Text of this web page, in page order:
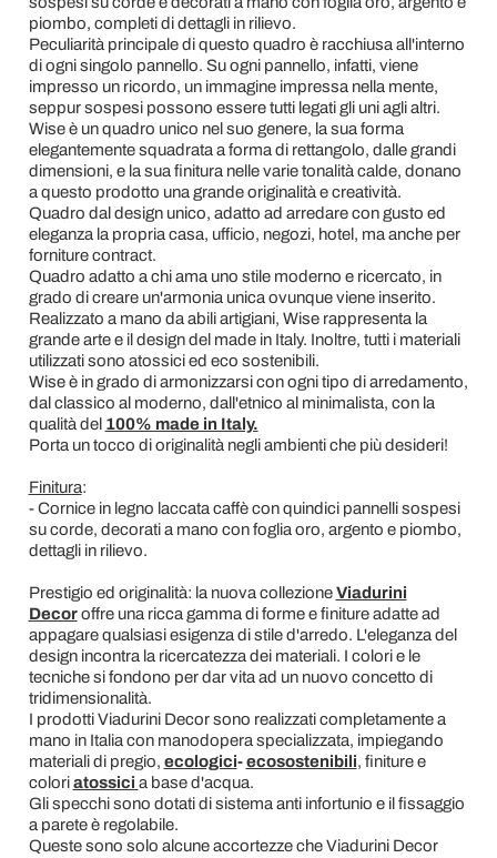
piombo, completi di dettagli in rilievo.
Peculiarità principale di questo quadro è racchiusa all'interno
di ogni singolo pannello. Su ogni pannello, infatti, viene
impresso un ricordo, un immagine impressa nella mente,
seppur sospesi possono essere tutti legati gli uni agli altri.
Wise è un quadro unico nel suo genere, la sua forma
elegantemente squadrata a forma di rettangolo, dalle grandi
dimensioni, e la sua finitura nelle varie tonalità calde, donano
a questo prodotto una grande originalità e creatività.
Quadro dal design unico, adatto ad arredare con gusto ed
eleganza la propria casa, ufficio, negozi, hotel, ma anche per
forniture contract.
Quadro adatto a chi ama uno stile moderno e ricercato, in
grado di creare un'armonia unica ovunque viene inserito.
Realizzato a mano da abili artigiani, Wise rappresenta la
grande arte e il design del made in Italy. Inoltre, tutti i materiali
utilizzati sono atossici ed eco sostenibili.
Wise è in grado di armonizzarsi con ogni tipo di arredamento,
dal classico al moderno, dall'etnico al minimalista, con la
qualità del 100% made in Italy.
Porta un tocco di originalità negli ambienti che più desideri!
Finitura:
- Cornice in legno laccata caffè con quindici pannelli sospesi
su corde, decorati a mano con foglia oro, argento e piombo,
dettagli in rilievo.
Prestigio ed originalità: la nuova collezioneViadurini
Decoroffre una ricca gamma di forme e finiture adatte ad
appagare qualsiasi esigenza di stile d'arredo. L'eleganza del
design incontra la ricercatezza dei materiali. I colori e le
tecniche si fondono per dar vita ad un nuovo concetto di
tridimensionalità.
I prodotti Viadurini Decor sono realizzati completamente a
mano in Italia con manodopera specializzata, impiegando
materiali di pregio, ecologici-ecosostenibili, finiture e
coloriatossici a base d'acqua.
Gli specchi sono dotati di sistema anti infortunio e il fissaggio
a parete è regolabile.
Queste sono solo alcune accortezze che Viadurini Decor